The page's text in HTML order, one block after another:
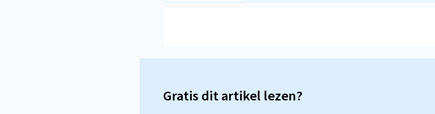
Gratis dit artikel lezen?